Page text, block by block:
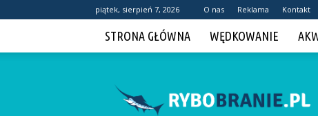
piątek, sierpień 7, 2026 O nas Reklama Kontakt
STRONA GŁÓWNA WĘDKOWANIE